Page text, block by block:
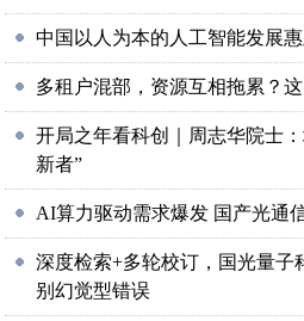
中国以人为本的人工智能发展
多租户混部，资源互相拖累？这
开局之年看科创｜周志华院士
新者”
AI算力驱动需求爆发 国产光通
深度检索+多轮校订，国光量子
别幻觉型错误